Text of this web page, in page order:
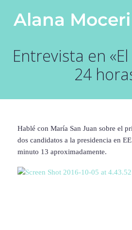
Navegación principal
Alana Moceri
Entrevista en
24
Hablé con María San Juan sobre el
dos candidatos a la presidencia en
minuto 13 aproximadamente.